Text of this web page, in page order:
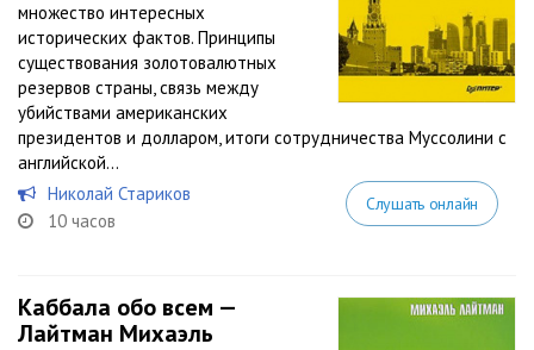
множество интересных
исторических фактов. Принципы
существования золотовалютных
резервов страны, связь между
убийствами американских
президентов и долларом, итоги сотрудничества Муссолини с
английской...
Николай Стариков
10 часов
Слушать онлайн
Каббала обо всем —
Лайтман Михаэль